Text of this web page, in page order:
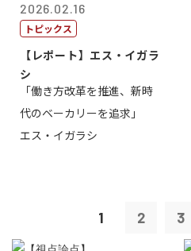
2026.02.16
トピックス
【レポート】エス・イガラ
シ
「働き方改革を推進、新時
代のベーカリーを追求」
エス・イガラシ
1 2 3